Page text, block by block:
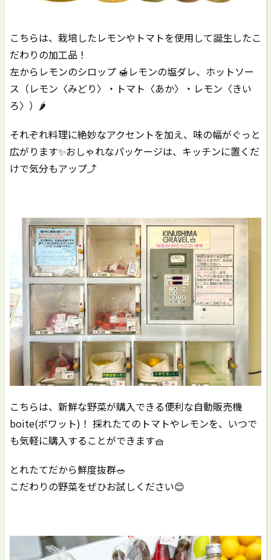
こちらは、栽培したレモンやトマトを使用して誕生したこ
だわりの加工品！
左からレモンのシロップ 🍯レモンの塩ダレ、ホットソー
ス（レモン〈みどり〉・トマト〈あか〉・レモン〈きい
ろ〉）🌶️
それぞれ料理に絶妙なアクセントを加え、味の幅がぐっと
広がります✨おしゃれなパッケージは、キッチンに置くだ
けで気分もアップ⤴️
こちらは、新鮮な野菜が購入できる便利な自動販売機
boite(ボワット)！ 採れたてのトマトやレモンを、いつで
も気軽に購入することができます🧺
とれたてだから鮮度抜群🥗
こだわりの野菜をぜひお試しください😊